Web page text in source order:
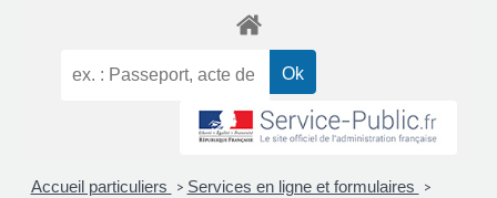
Accueil particuliers > Services en ligne et formulaires >